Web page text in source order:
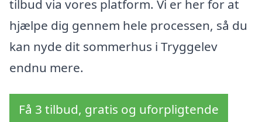
tilbud via vores platform. Vi er her for at
hjælpe dig gennem hele processen, så du
kan nyde dit sommerhus i Tryggelev
endnu mere.
Få 3 tilbud, gratis og uforpligtende